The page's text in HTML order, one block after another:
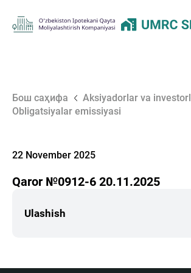
Бош саҳифа
Aksiyadorlar va
Obligatsiyalar emissiyasi
22 November 2025
Qaror №0912-6 20.11.2025
Ulashish